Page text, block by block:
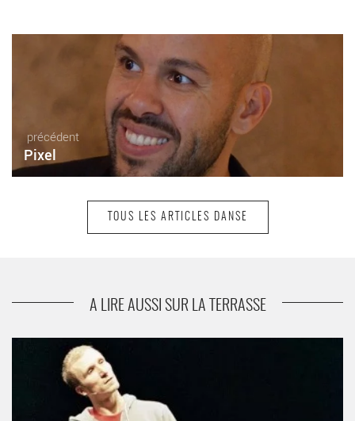
précédent
Pixel
Manger Danser Chanter
TOUS LES ARTICLES DANSE
A LIRE AUSSI SUR LA TERRASSE
Cédric Andrieux - Critique sortie Danse Nanterre Maison de la
musique de Nanterre